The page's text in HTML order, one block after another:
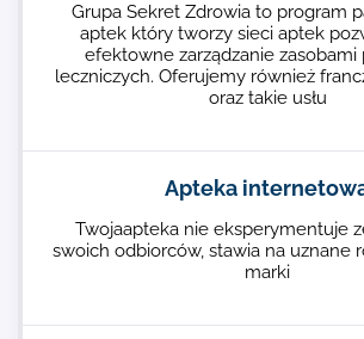
Grupa Sekret Zdrowia to program
aptek który tworzy sieci aptek
efektowne zarządzanie
leczniczych. Oferujemy również
oraz takie usłu
Apteka
Twojaapteka nie eksperymentuje
swoich odbiorców, stawia na uznane
marki